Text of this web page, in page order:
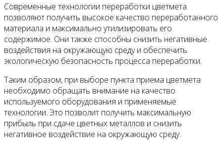
Современные технологии переработки цветмета
позволяют получить высокое качество переработанного
материала и максимально утилизировать его
содержимое. Они также способны снизить негативные
воздействия на окружающую среду и обеспечить
экологическую безопасность процесса переработки.
Таким образом, при выборе пункта приема цветмета
необходимо обращать внимание на качество
используемого оборудования и применяемые
технологии. Это позволит получить максимальную
прибыль при сдаче цветных металлов и снизить
негативное воздействие на окружающую среду.